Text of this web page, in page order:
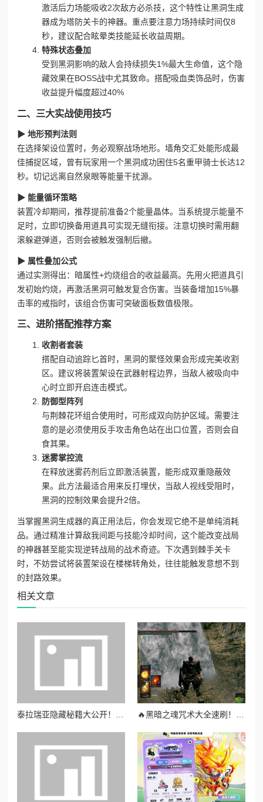
激活后力场能吸收2次敌方必杀技，这个特性让黑洞生成
器成为塔防关卡的神器。重点要注意力场持续时间仅8
秒，建议配合眩晕类技能延长收益周期。
特殊状态叠加
受到黑洞影响的敌人会持续损失1%最大生命值，这个隐
藏效果在BOSS战中尤其致命。搭配吸血类饰品时，伤害
收益提升幅度超过40%
二、三大实战使用技巧
▶ 地形预判法则
在选择架设位置时，务必观察战场地形。墙角交汇处能形成最
佳捕捉区域，曾有玩家用一个黑洞成功困住5名重甲骑士长达12
秒。切记远离自然泉眼等能量干扰源。
▶ 能量循环策略
装置冷却期间，推荐提前准备2个能量晶体。当系统提示能量不
足时，立即切换备用道具可实现无缝衔接。注意切换时需用翻
滚躲避弹道，否则会被触发强制后撤。
▶ 属性叠加公式
通过实测得出：暗属性+灼烧组合的收益最高。先用火把道具引
发初始灼烧，再激活黑洞可触发复合伤害。当装备增加15%暴
击率的戒指时，该组合伤害可突破面板数值极限。
三、进阶搭配推荐方案
收割者套装
搭配自动追踪匕首时，黑洞的聚怪效果会形成完美收割
区。建议将装置架设在武器射程边界，当敌人被吸向中
心时立即开启连击模式。
防御型阵列
与荆棘花环组合使用时，可形成双向防护区域。需要注
意的是必须使用反手攻击角色站在出口位置，否则会自
食其果。
迷雾掌控流
在释放迷雾药剂后立即激活装置，能形成双重隐蔽效
果。此方法最适合用来反打埋伏，当敌人视线受阻时，
黑洞的控制效果会提升2倍。
当掌握黑洞生成器的真正用法后，你会发现它绝不是单纯消耗
品。通过精准计算敌我间距与技能冷却时间，这个能改变战局
的神器甚至能实现逆转战局的战术奇迹。下次遇到棘手关卡
时，不妨尝试将装置架设在楼梯转角处，往往能触发意想不到
的封路效果。
相关文章